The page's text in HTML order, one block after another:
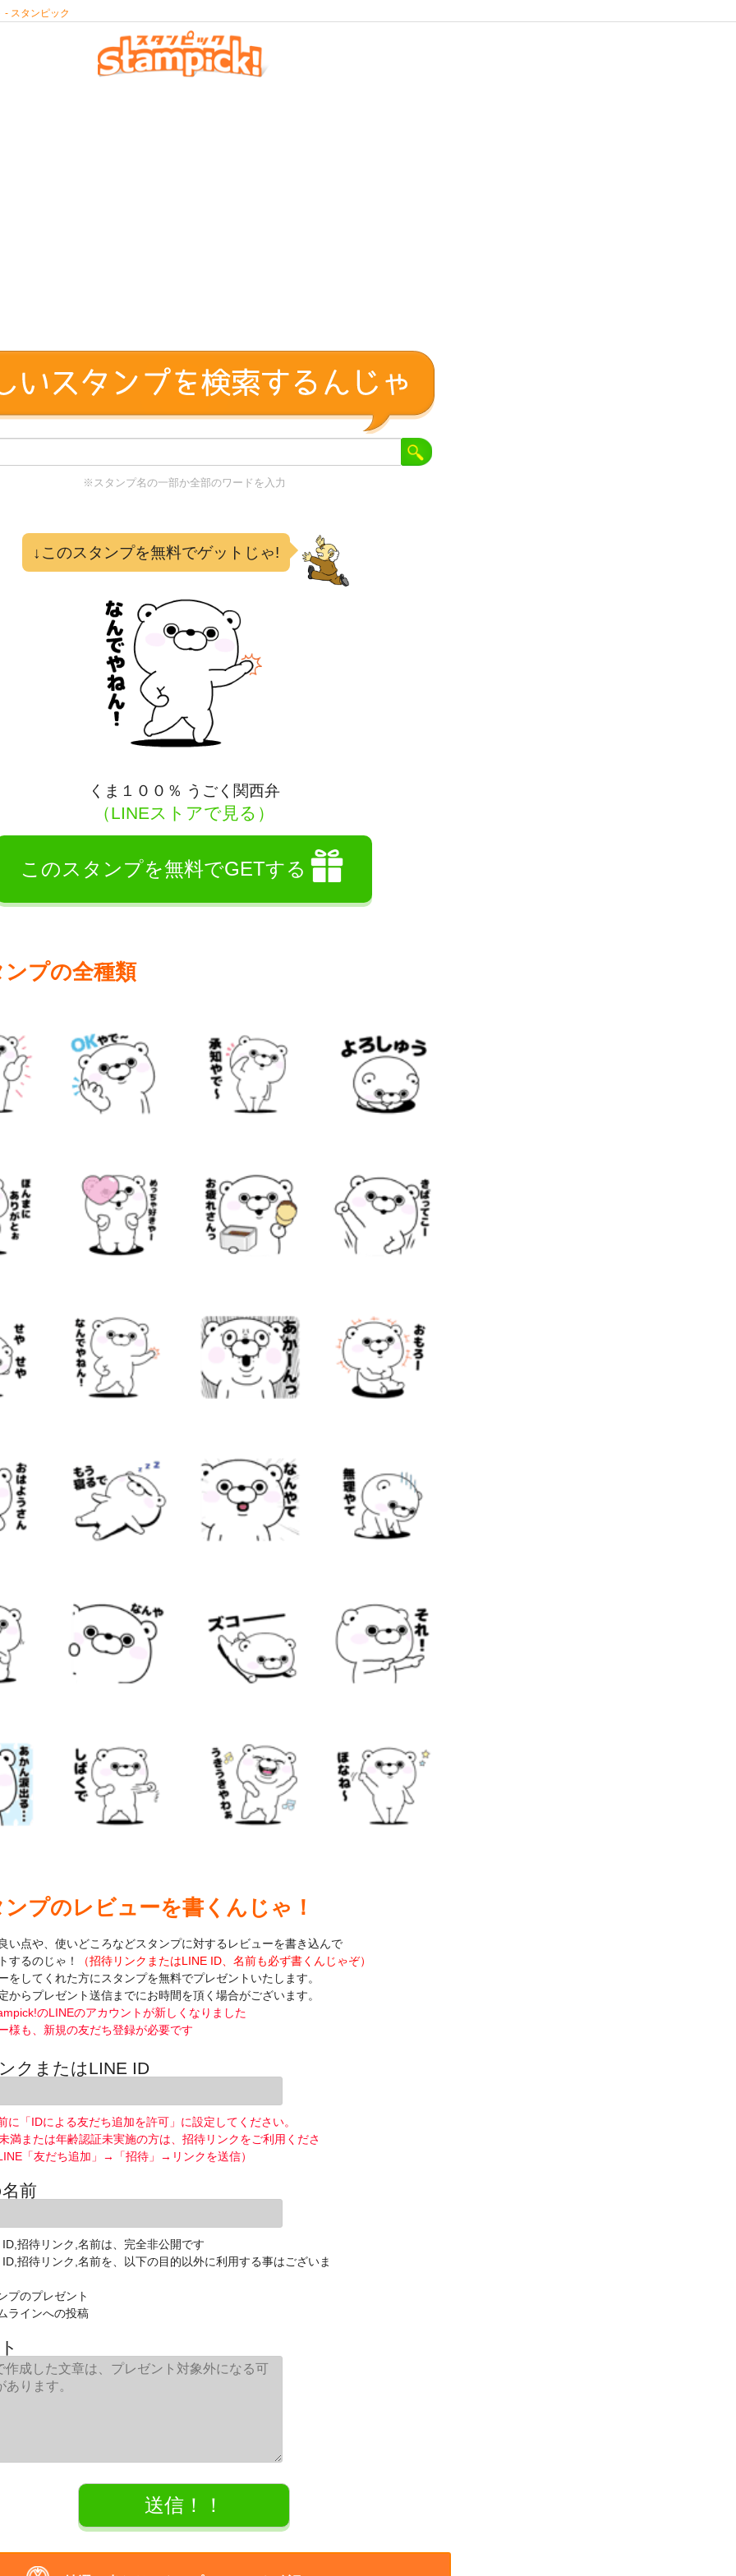
- スタンピック
※スタンプ名の一部か全部のワードを入力
↓このスタンプを無料でゲットじゃ!
くま１００％ うごく関西弁
（LINEストアで見る）
このスタンプを無料でGETする
プの全種類
プのレビューを書くんじゃ！
い点や、使いどころなどスタンプに対するレビューを書き込んで
するのじゃ！
（招待リンクまたはLINE ID、名前も必ず書くんじゃぞ）
してくれた方にスタンプを無料でプレゼントいたします。
らプレゼント送信までにお時間を頂く場合がございます。
のLINEのアカウントが新しくなりました
様も、新規の友だち登録が必要です
クまたはLINE ID
に「IDによる友だち追加を許可」に設定してください。
満または年齢認証未実施の方は、招待リンクをご利用くださ
「友だち追加」→「招待」→リンクを送信）
前
招待リンク,名前は、完全非公開です
招待リンク,名前を、以下の目的以外に利用する事はございま
プのプレゼント
ラインへの投稿